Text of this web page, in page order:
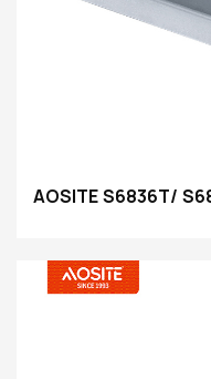
AOSITE S6836T/